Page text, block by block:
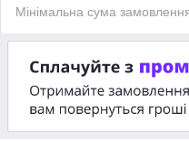
Мінімальна сума